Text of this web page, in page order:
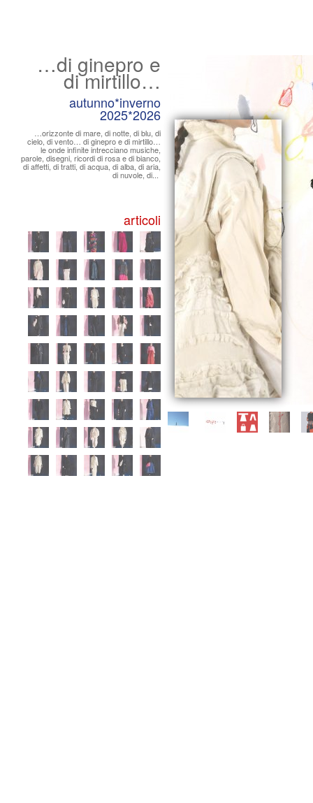
…di ginepro e
di mirtillo…
autunno*inverno
2025*2026
…orizzonte di mare, di notte, di blu, di
cielo, di vento… di ginepro e di mirtillo…
le onde infinite intrecciano musiche,
parole, disegni, ricordi di rosa e di bianco,
di affetti, di tratti, di acqua, di alba, di aria,
di nuvole, di...
articoli